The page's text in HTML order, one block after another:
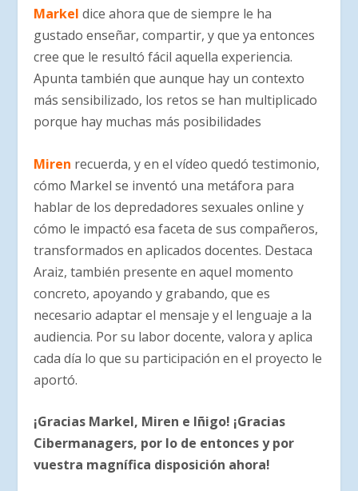
Markel dice ahora que de siempre le ha
gustado enseñar, compartir, y que ya entonces
cree que le resultó fácil aquella experiencia.
Apunta también que aunque hay un contexto
más sensibilizado, los retos se han multiplicado
porque hay muchas más posibilidades
Miren recuerda, y en el vídeo quedó testimonio,
cómo Markel se inventó una metáfora para
hablar de los depredadores sexuales online y
cómo le impactó esa faceta de sus compañeros,
transformados en aplicados docentes. Destaca
Araiz, también presente en aquel momento
concreto, apoyando y grabando, que es
necesario adaptar el mensaje y el lenguaje a la
audiencia. Por su labor docente, valora y aplica
cada día lo que su participación en el proyecto le
aportó.
¡Gracias Markel, Miren e Iñigo! ¡Gracias
Cibermanagers, por lo de entonces y por
vuestra magnífica disposición ahora!